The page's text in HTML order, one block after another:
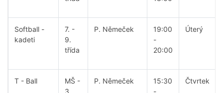
Softball -
kadeti
7. -
9.
třída
P. Němeček
19:00
-
20:00
Úterý
T - Ball
MŠ -
3.
P. Němeček
15:30
-
Čtvrtek